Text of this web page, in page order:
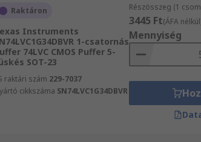
Raktáron
Instruments
1-csatornás
74LVC CMOS Puffer 5-
SOT-23
raktári szám 229-7037
cikkszáma SN74LVC1G34DBVR
Részösszeg (1
3445 Ft(ÁFA
Mennyiség